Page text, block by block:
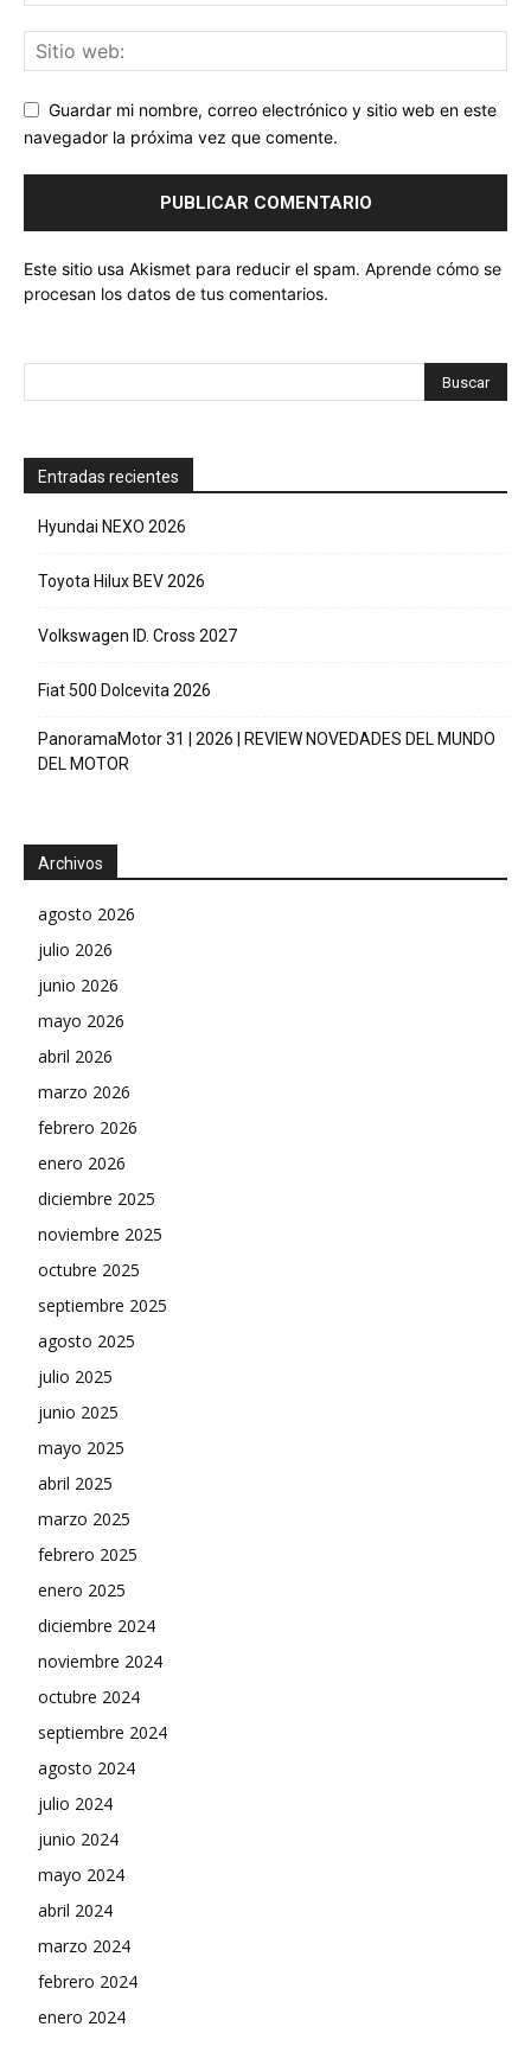
Guardar mi nombre, correo electrónico y sitio web en este
navegador la próxima vez que comente.
Este sitio usa Akismet para reducir el spam. Aprende cómo se
procesan los datos de tus comentarios.
Entradas recientes
Hyundai NEXO 2026
Toyota Hilux BEV 2026
Volkswagen ID. Cross 2027
Fiat 500 Dolcevita 2026
PanoramaMotor 31 | 2026 | REVIEW NOVEDADES DEL MUNDO
DEL MOTOR
Archivos
agosto 2026
julio 2026
junio 2026
mayo 2026
abril 2026
marzo 2026
febrero 2026
enero 2026
diciembre 2025
noviembre 2025
octubre 2025
septiembre 2025
agosto 2025
julio 2025
junio 2025
mayo 2025
abril 2025
marzo 2025
febrero 2025
enero 2025
diciembre 2024
noviembre 2024
octubre 2024
septiembre 2024
agosto 2024
julio 2024
junio 2024
mayo 2024
abril 2024
marzo 2024
febrero 2024
enero 2024